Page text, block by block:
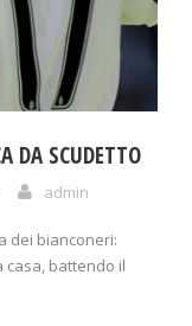
DA SCUDETTO
admin
dei bianconeri:
casa, battendo il